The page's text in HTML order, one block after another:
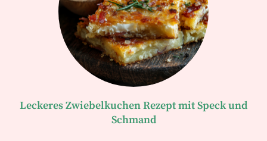
Leckeres Zwiebelkuchen Rezept mit Speck und
Schmand